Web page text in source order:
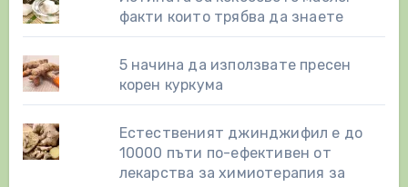
факти които трябва да знаете
5 начина да използвате пресен
корен куркума
Естественият джинджифил е до
10000 пъти по-ефективен от
лекарства за химиотерапия за